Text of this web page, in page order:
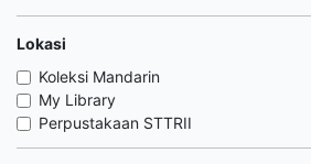
Lokasi
Koleksi Mandarin
My Library
Perpustakaan STTRII